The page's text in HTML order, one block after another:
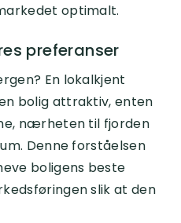
optimalt.
preferanser
En lokalkjent
bolig attraktiv, enten
nærheten til fjorden
Denne forståelsen
boligens beste
slik at den